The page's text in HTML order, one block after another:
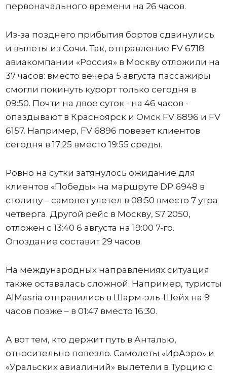
первоначального времени на 26 часов.
Из-за позднего прибытия бортов сдвинулись
и вылеты из Сочи. Так, отправление FV 6718
авиакомпании «Россия» в Москву отложили на
37 часов: вместо вечера 5 августа пассажиры
смогли покинуть курорт только сегодня в
09:50. Почти на двое суток - на 46 часов -
опаздывают в Красноярск и Омск FV 6896 и FV
6157. Например, FV 6896 повезет клиентов
сегодня в 17:25 вместо 19:55 среды.
Ровно на сутки затянулось ожидание для
клиентов «Победы» на маршруте DP 6948 в
столицу – самолет улетел в 08:50 вместо 7 утра
четверга. Другой рейс в Москву, S7 2050,
отложен с 13:40 6 августа на 19:00 7-го.
Опоздание составит 29 часов.
На международных направлениях ситуация
также оставалась сложной. Например, туристы
AlMasria отправились в Шарм-эль-Шейх на 9
часов позже – в 01:47 вместо 16:30.
А вот тем, кто держит путь в Анталью,
относительно повезло. Самолеты «ИрАэро» и
«Уральских авиалиний» вылетели в Турцию с